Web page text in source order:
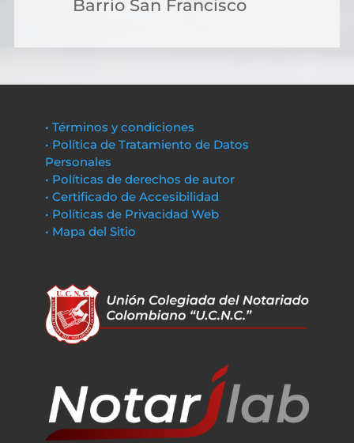
Barrio San Francisco
• Términos y condiciones
• Política de Tratamiento de Datos
Personales
• Políticas de derechos de autor
• Certificado de Accesibilidad
• Políticas de Privacidad Web
• Mapa del Sitio